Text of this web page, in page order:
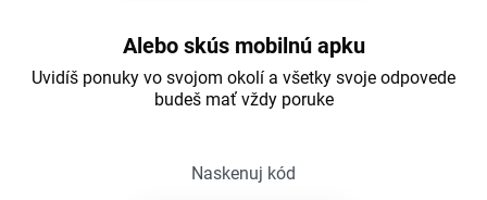
Alebo skús mobilnú apku
Uvidíš ponuky vo svojom okolí a všetky svoje odpovede
budeš mať vždy poruke
Naskenuj kód